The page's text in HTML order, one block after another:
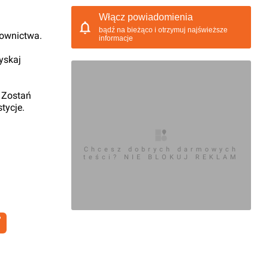
Włącz powiadomienia
bądź na bieżąco i otrzymuj najświeższe
informacje
Chcesz dobrych darmowych
teści? NIE BLOKUJ REKLAM